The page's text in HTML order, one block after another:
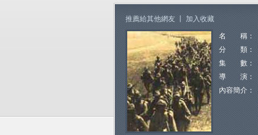
推薦給其他網友 加入收藏
名 稱：
分 類：
集 數：
導 演：
內容簡介：